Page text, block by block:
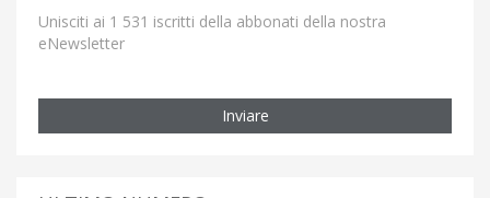
Unisciti ai 1 531 iscritti della abbonati della nostra
eNewsletter
Inviare